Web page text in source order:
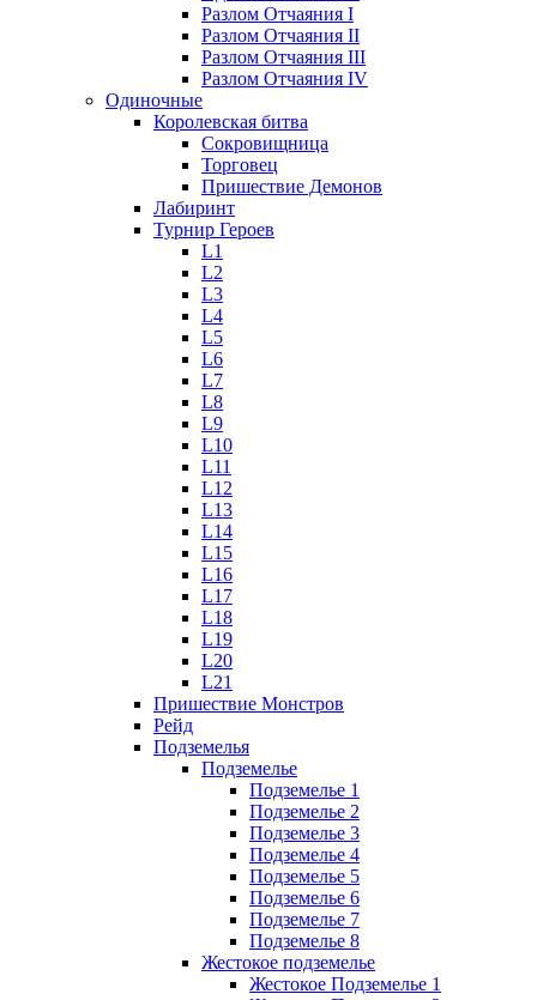
Разлом Отчаяния I
Разлом Отчаяния II
Разлом Отчаяния III
Разлом Отчаяния IV
Одиночные
Королевская битва
Сокровищница
Торговец
Пришествие Демонов
Лабиринт
Турнир Героев
L1
L2
L3
L4
L5
L6
L7
L8
L9
L10
L11
L12
L13
L14
L15
L16
L17
L18
L19
L20
L21
Пришествие Монстров
Рейд
Подземелья
Подземелье
Подземелье 1
Подземелье 2
Подземелье 3
Подземелье 4
Подземелье 5
Подземелье 6
Подземелье 7
Подземелье 8
Жестокое подземелье
Жестокое Подземелье 1